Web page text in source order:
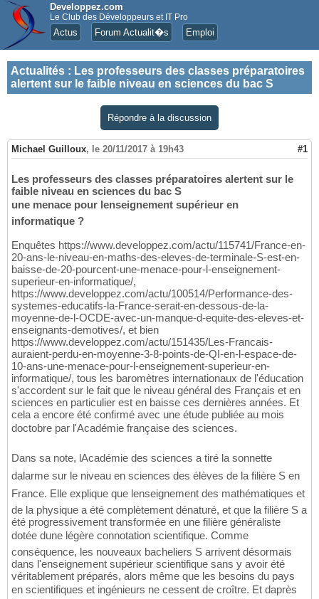
Developpez.com
Le Club des Développeurs et IT Pro
Actus Forum Actualit�s Emploi
Actualités : Les professeurs des classes préparatoires
alertent sur le faible niveau en sciences du bac S
Répondre à la discussion
Michael Guilloux, le 20/11/2017 à 19h43 #1
Les professeurs des classes préparatoires alertent sur le
faible niveau en sciences du bac S
une menace pour lenseignement supérieur en
informatique ?
Enquêtes https://www.developpez.com/actu/115741/France-en-
20-ans-le-niveau-en-maths-des-eleves-de-terminale-S-est-en-
baisse-de-20-pourcent-une-menace-pour-l-enseignement-
superieur-en-informatique/,
https://www.developpez.com/actu/100514/Performance-des-
systemes-educatifs-la-France-serait-en-dessous-de-la-
moyenne-de-l-OCDE-avec-un-manque-d-equite-des-eleves-et-
enseignants-demotives/, et bien
https://www.developpez.com/actu/151435/Les-Francais-
auraient-perdu-en-moyenne-3-8-points-de-QI-en-l-espace-de-
10-ans-une-menace-pour-l-enseignement-superieur-en-
informatique/, tous les baromètres internationaux de l'éducation
s'accordent sur le fait que le niveau général des Français et en
sciences en particulier est en baisse ces dernières années. Et
cela a encore été confirmé avec une étude publiée au mois
doctobre par l'Académie française des sciences.
Dans sa note, lAcadémie des sciences a tiré la sonnette
dalarme sur le niveau en sciences des élèves de la filière S en
France. Elle explique que lenseignement des mathématiques et
de la physique a été complètement dénaturé, et que la filière S a
été progressivement transformée en une filière généraliste
dotée dune légère connotation scientifique. Comme
conséquence, les nouveaux bacheliers S arrivent désormais
dans l'enseignement supérieur scientifique sans y avoir été
véritablement préparés, alors même que les besoins du pays
en scientifiques et ingénieurs ne cessent de croître. Et daprès